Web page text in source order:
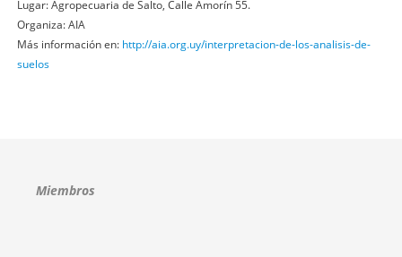
Lugar: Agropecuaria de Salto, Calle Amorín 55.
Organiza: AIA
Más información en: http://aia.org.uy/interpretacion-de-los-analisis-de-
suelos
Miembros